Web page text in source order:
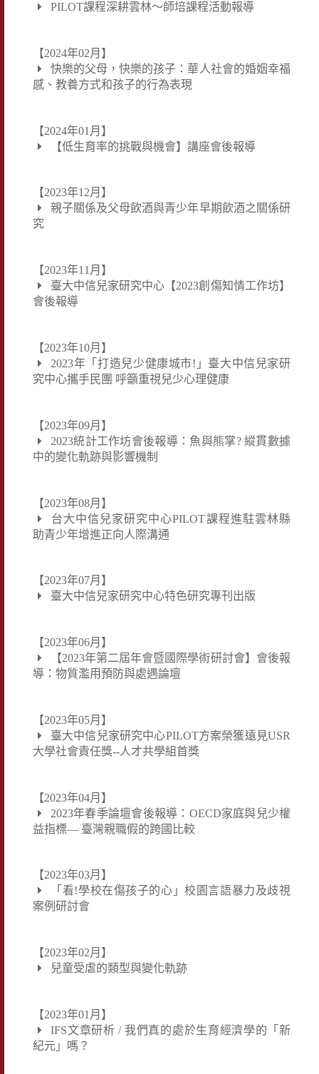
PILOT課程深耕雲林～師培課程活動報導
【2024年02月】
快樂的父母，快樂的孩子：華人社會的婚姻幸福
感、教養方式和孩子的行為表現
【2024年01月】
【低生育率的挑戰與機會】講座會後報導
【2023年12月】
親子關係及父母飲酒與青少年早期飲酒之關係研
究
【2023年11月】
臺大中信兒家研究中心【2023創傷知情工作坊】
會後報導
【2023年10月】
2023年「打造兒少健康城市!」臺大中信兒家研
究中心攜手民團 呼籲重視兒少心理健康
【2023年09月】
2023統計工作坊會後報導：魚與熊掌? 縱貫數據
中的變化軌跡與影響機制
【2023年08月】
台大中信兒家研究中心PILOT課程進駐雲林縣
助青少年增進正向人際溝通
【2023年07月】
臺大中信兒家研究中心特色研究專刊出版
【2023年06月】
【2023年第二屆年會暨國際學術研討會】會後報
導：物質濫用預防與處遇論壇
【2023年05月】
臺大中信兒家研究中心PILOT方案榮獲遠見USR
大學社會責任獎--人才共學組首獎
【2023年04月】
2023年春季論壇會後報導：OECD家庭與兒少權
益指標— 臺灣親職假的跨國比較
【2023年03月】
「看!學校在傷孩子的心」校園言語暴力及歧視
案例研討會
【2023年02月】
兒童受虐的類型與變化軌跡
【2023年01月】
IFS文章研析 / 我們真的處於生育經濟學的「新
紀元」嗎？